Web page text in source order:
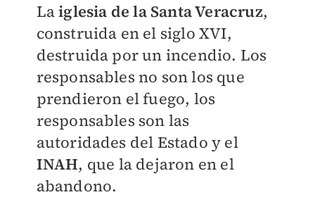
Laiglesia de la Santa Veracruz,
construida en el siglo XVI,
destruida por un incendio. Los
responsables no son los que
prendieron el fuego, los
responsables son las
autoridades del Estado y el
INAH, que la dejaron en el
abandono.